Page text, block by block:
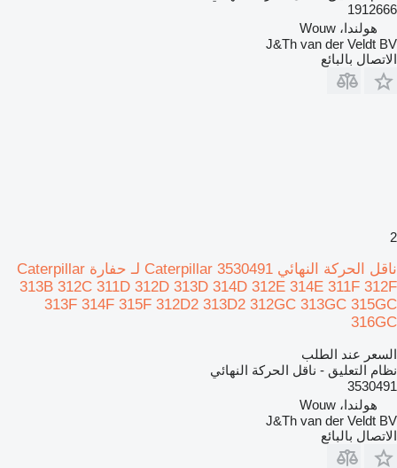
1912666
هولندا، Wouw
J&Th van der Veldt BV
الاتصال بالبائع
2
ناقل الحركة النهائي Caterpillar 3530491 لـ حفارة Caterpillar
313B 312C 311D 312D 313D 314D 312E 314E 311F 312F
313F 314F 315F 312D2 313D2 312GC 313GC 315GC
316GC
السعر عند الطلب
نظام التعليق - ناقل الحركة النهائي
3530491
هولندا، Wouw
J&Th van der Veldt BV
الاتصال بالبائع